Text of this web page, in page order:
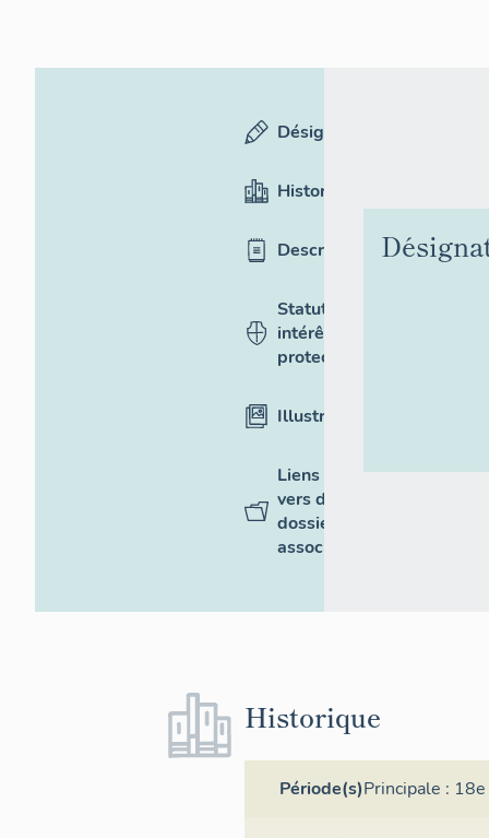
Désignation
Historique
Description
Statut,
intérêt et
protection
Illustrations
Liens
vers des
dossiers
associés
Historique
Période(s)Principale :